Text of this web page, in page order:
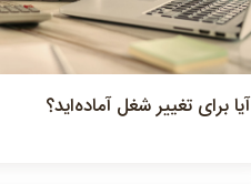
آيا براي تغيير شغل آماده‌ايد؟